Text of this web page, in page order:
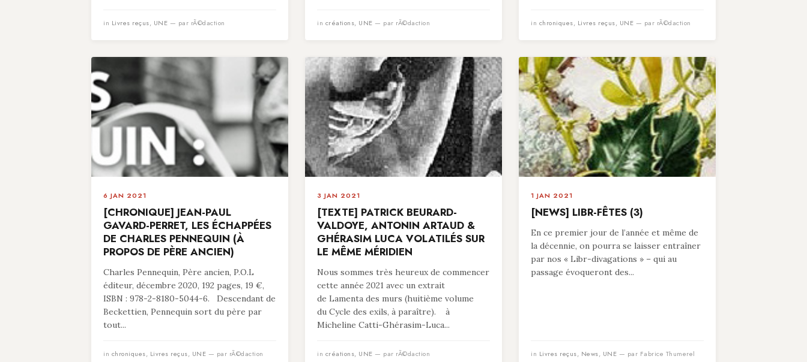
in Livres reçus, UNE — par rÃ©daction in créations, UNE — par rÃ©daction in chroniques, Livres reçus, UNE — par rÃ©daction
6 JAN 2021
[CHRONIQUE] JEAN-PAUL
GAVARD-PERRET, LES ÉCHAPPÉES
DE CHARLES PENNEQUIN (À
PROPOS DE PÈRE ANCIEN)
Charles Pennequin, Père ancien, P.O.L
éditeur, décembre 2020, 192 pages, 19 €,
ISBN : 978-2-8180-5044-6. Descendant de
Beckettien, Pennequin sort du père par
tout...
in chroniques, Livres reçus, UNE — par rÃ©daction
3 JAN 2021
[TEXTE] PATRICK BEURARD-
VALDOYE, ANTONIN ARTAUD &
GHÉRASIM LUCA VOLATILÉS SUR
LE MÊME MÉRIDIEN
Nous sommes très heureux de commencer
cette année 2021 avec un extrait
de Lamenta des murs (huitième volume
du Cycle des exils, à paraître). à
Micheline Catti-Ghérasim-Luca...
in créations, UNE — par rÃ©daction
1 JAN 2021
[NEWS] LIBR-FÊTES (3)
En ce premier jour de l’année et même de
la décennie, on pourra se laisser entraîner
par nos « Libr-divagations » – qui au
passage évoqueront des...
in Livres reçus, News, UNE — par Fabrice Thumerel